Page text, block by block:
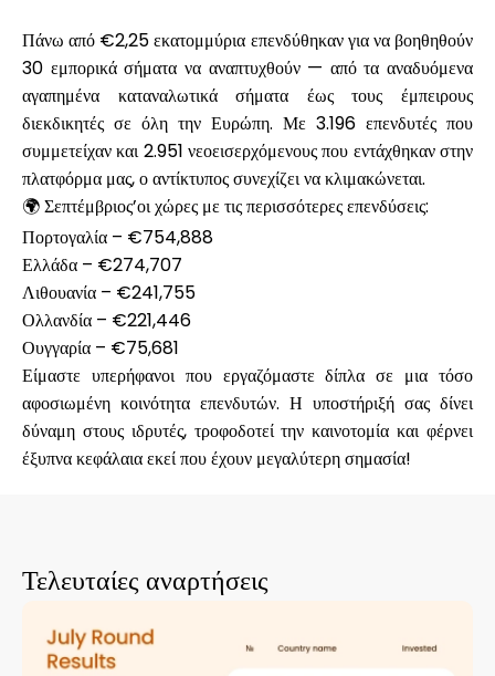
Ιστολόγιο
Επικοινωνήστε μαζί μας
Ο λογαριασμός μου
Λάβετε χρηματοδότηση
+372 712 2955
Πάνω από €2,25 εκατομμύρια επενδύθηκαν για να βοηθηθούν
30 εμπορικά σήματα να αναπτυχθούν — από τα αναδυόμενα
αγαπημένα καταναλωτικά σήματα έως τους έμπειρους
διεκδικητές σε όλη την Ευρώπη. Με 3.196 επενδυτέςπου
συμμετείχαν και2.951 νεοεισερχόμενουςπου εντάχθηκαν στην
πλατφόρμα μας, ο αντίκτυπος συνεχίζει να κλιμακώνεται.
🌍 Σεπτέμβριος’οι χώρες με τις περισσότερες επενδύσεις:
Πορτογαλία – €754,888
Ελλάδα – €274,707
Λιθουανία – €241,755
Ολλανδία – €221,446
Ουγγαρία – €75,681
Είμαστε υπερήφανοι που εργαζόμαστε δίπλα σε μια τόσο
αφοσιωμένη κοινότητα επενδυτών. Η υποστήριξή σας δίνει
δύναμη στους ιδρυτές, τροφοδοτεί την καινοτομία και φέρνει
έξυπνα κεφάλαια εκεί που έχουν μεγαλύτερη σημασία!
Τελευταίες αναρτήσεις